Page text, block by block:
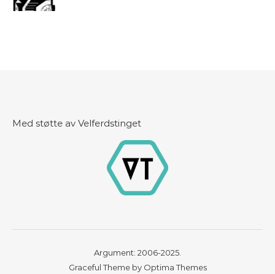
Med støtte av Velferdstinget
Argument: 2006-2025.
Graceful Theme by Optima Themes